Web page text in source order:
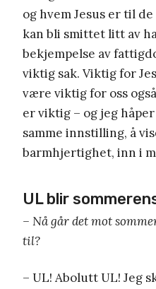
og hvem Jesus er til
kan bli smittet litt av
bekjempelse av
viktig sak. Viktig for
være viktig for oss
er viktig – og jeg
samme innstilling, å
barmhjertighet, inn i
UL blir
– Nå går det mot
til?
– UL! Abolutt UL! Jeg